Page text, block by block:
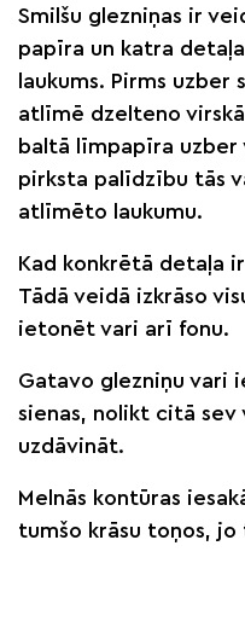
Smilšu glezniņas ir
papīra un katra
laukums. Pirms
atlīmē dzelteno
baltā līmpapīra uzber
pirksta palīdzību tās
atlīmēto laukumu.
Kad konkrētā detaļa
Tādā veidā izkrāso
ietonēt vari arī fonu.
Gatavo glezniņu vari
sienas, nolikt citā sev
uzdāvināt.
Melnās kontūras
tumšo krāsu toņos,